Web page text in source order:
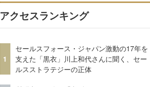
アクセスランキング
1
セールスフォース・ジャパン激動の17年を
支えた「黒衣」川上和代さんに聞く、セー
ルスストラテジーの正体